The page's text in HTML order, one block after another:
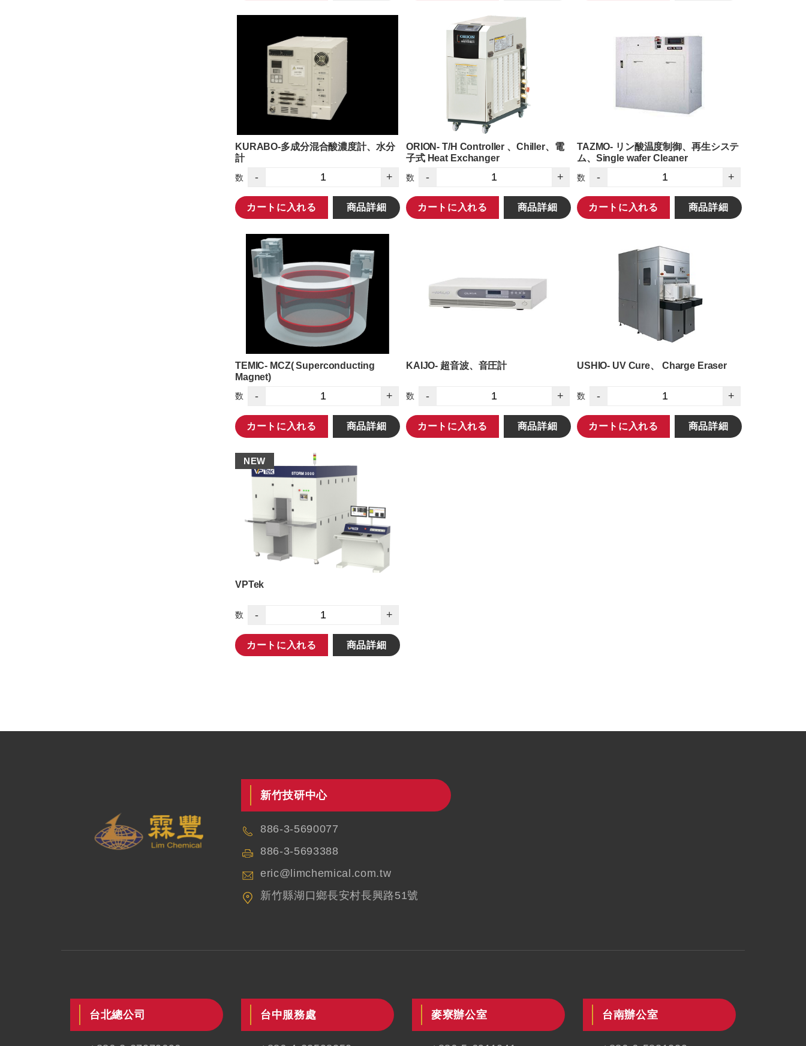
KURABO-多成分混合酸濃度計、水分
計
数 - +
カートに入れる 商品詳細
ORION- T/H Controller 、Chiller、電
子式 Heat Exchanger
数 - +
カートに入れる 商品詳細
TAZMO- リン酸温度制御、再生システ
ム、Single wafer Cleaner
数 - +
カートに入れる 商品詳細
TEMIC- MCZ( Superconducting
Magnet)
数 - +
カートに入れる 商品詳細
KAIJO- 超音波、音圧計
数 - +
カートに入れる 商品詳細
USHIO- UV Cure、 Charge Eraser
数 - +
カートに入れる 商品詳細
NEW
VPTek
数 - +
カートに入れる 商品詳細
新竹技研中心
886-3-5690077
886-3-5693388
eric@limchemical.com.tw
新竹縣湖口鄉長安村長興路51號
台北總公司 台中服務處 麥寮辦公室 台南辦公室